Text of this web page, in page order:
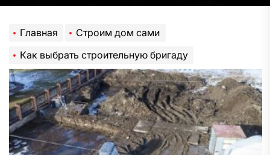
Главная
Строим дом сами
Как выбрать строительную бригаду